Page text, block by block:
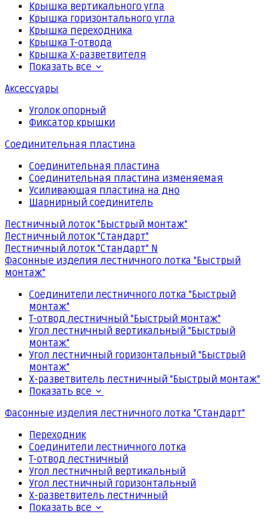
Крышка вертикального угла
Крышка горизонтального угла
Крышка переходника
Крышка Т-отвода
Крышка Х-разветвителя
Показать все
Аксессуары
Уголок опорный
Фиксатор крышки
Соединительная пластина
Соединительная пластина
Соединительная пластина изменяемая
Усиливающая пластина на дно
Шарнирный соединитель
Лестничный лоток "Быстрый монтаж"
Лестничный лоток "Стандарт"
Лестничный лоток "Стандарт" N
Фасонные изделия лестничного лотка "Быстрый
монтаж"
Соединители лестничного лотка "Быстрый
монтаж"
Т-отвод лестничный "Быстрый монтаж"
Угол лестничный вертикальный "Быстрый
монтаж"
Угол лестничный горизонтальный "Быстрый
монтаж"
Х-разветвитель лестничный "Быстрый монтаж"
Показать все
Фасонные изделия лестничного лотка "Стандарт"
Переходник
Соединители лестничного лотка
Т-отвод лестничный
Угол лестничный вертикальный
Угол лестничный горизонтальный
Х-разветвитель лестничный
Показать все